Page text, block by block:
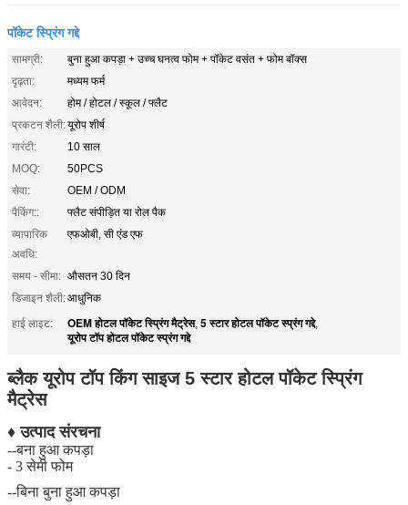
पॉकेट स्प्रिंग गद्दे
सामग्री:
बुना हुआ कपड़ा + उच्च घनत्व फोम + पॉकेट वसंत + फोम बॉक्स
दृढ़ता:
मध्यम फर्म
आवेदन:
होम / होटल / स्कूल / फ्लैट
प्रकटन शैली:यूरोप शीर्ष
गारंटी:
10 साल
MOQ:
50PCS
सेवा:
OEM / ODM
पैकिंग::
फ्लैट संपीड़ित या रोल पैक
व्यापारिक
अवधि:
एफओबी, सी एंड एफ
समय - सीमा: औसतन 30 दिन
डिजाइन शैली:आधुनिक
हाई लाइट:
OEM होटल पॉकेट स्प्रिंग मैट्रेस, 5 स्टार होटल पॉकेट स्प्रंग गद्दे,
यूरोप टॉप होटल पॉकेट स्प्रंग गद्दे
ब्लैक यूरोप टॉप किंग साइज 5 स्टार होटल पॉकेट स्प्रिंग
मैट्रेस
♦ उत्पाद संरचना
--बना हुआ कपड़ा
- 3 सेमी फोम
--बिना बुना हुआ कपड़ा